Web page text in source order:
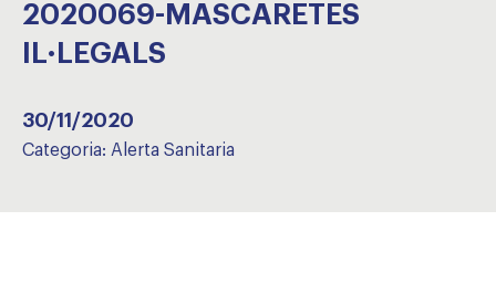
2020069-MASCARETES
IL·LEGALS
30/11/2020
Categoria: Alerta Sanitaria